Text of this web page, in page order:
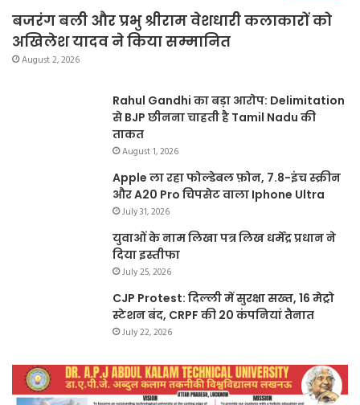
बजरंग बली और प्रभु श्रीराम वेशधारी कलाकारों को
अखिलेश यादव ने किया सम्मानित
August 2, 2026
Rahul Gandhi का बड़ा आरोप: Delimitation
से BJP छीनना चाहती है Tamil Nadu की
ताकत
August 1, 2026
Apple ला रहा फोल्डेबल फ़ोन, 7.8-इंच स्क्रीन
और A20 Pro चिपसेट वाला Iphone Ultra
July 31, 2026
युवाओं के नाम लिखा पत्र लिख धर्मेंद्र प्रधान ने
दिया इस्तीफा
July 25, 2026
CJP Protest: दिल्ली में सुरक्षा सख्त, 16 मेट्रो
स्टेशन बंद, CRPF की 20 कंपनियां तैनात
July 22, 2026